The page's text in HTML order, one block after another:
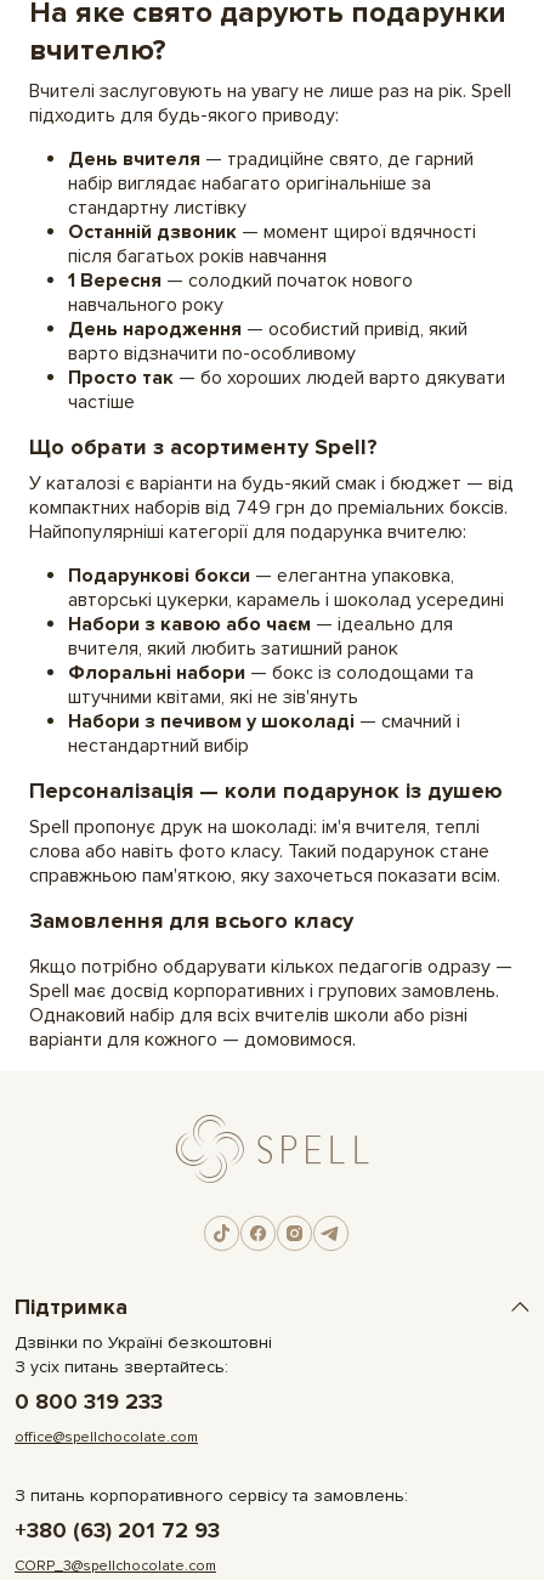
На яке свято дарують подарунки
вчителю?
Вчителі заслуговують на увагу не лише раз на рік. Spell
підходить для будь-якого приводу:
День вчителя — традиційне свято, де гарний
набір виглядає набагато оригінальніше за
стандартну листівку
Останній дзвоник — момент щирої вдячності
після багатьох років навчання
1 Вересня — солодкий початок нового
навчального року
День народження — особистий привід, який
варто відзначити по-особливому
Просто так — бо хороших людей варто дякувати
частіше
Що обрати з асортименту Spell?
У каталозі є варіанти на будь-який смак і бюджет — від
компактних наборів від 749 грн до преміальних боксів.
Найпопулярніші категорії для подарунка вчителю:
Подарункові бокси — елегантна упаковка,
авторські цукерки, карамель і шоколад усередині
Набори з кавою або чаєм — ідеально для
вчителя, який любить затишний ранок
Флоральні набори — бокс із солодощами та
штучними квітами, які не зів'януть
Набори з печивом у шоколаді — смачний і
нестандартний вибір
Персоналізація — коли подарунок із душею
Spell пропонує друк на шоколаді: ім'я вчителя, теплі
слова або навіть фото класу. Такий подарунок стане
справжньою пам'яткою, яку захочеться показати всім.
Замовлення для всього класу
Якщо потрібно обдарувати кількох педагогів одразу —
Spell має досвід корпоративних і групових замовлень.
Однаковий набір для всіх вчителів школи або різні
варіанти для кожного — домовимося.
Підтримка
Дзвінки по Україні безкоштовні
З усіх питань звертайтесь:
0 800 319 233
office@spellchocolate.com
З питань корпоративного сервісу та замовлень:
+380 (63) 201 72 93
CORP_3@spellchocolate.com